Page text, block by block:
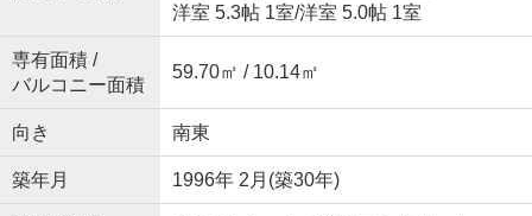
洋室 5.3帖 1室/洋室 5.0帖 1室
専有面積 /
バルコニー面積
59.70㎡ / 10.14㎡
向き 南東
築年月 1996年 2月(築30年)